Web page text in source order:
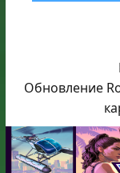
Обновление